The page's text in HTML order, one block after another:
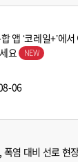
앱 ‘코레일+’에
요
06
폭염 대비 선로 현